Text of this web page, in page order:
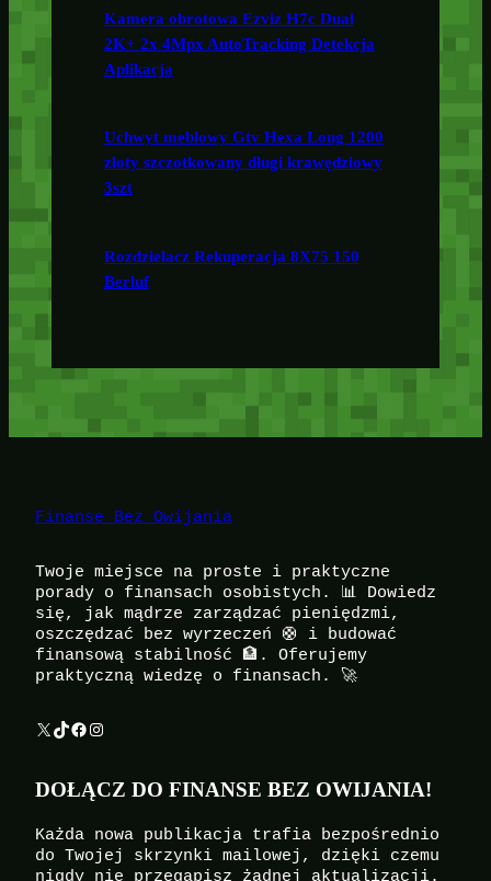
Kamera obrotowa Ezviz H7c Dual
2K+ 2x 4Mpx AutoTracking Detekcja
Aplikacja
Uchwyt meblowy Gtv Hexa Long 1200
złoty szczotkowany długi krawędziowy
3szt
Rozdzielacz Rekuperacja 8X75 150
Berluf
Finanse Bez Owijania
Twoje miejsce na proste i praktyczne
porady o finansach osobistych. 📊 Dowiedz
się, jak mądrze zarządzać pieniędzmi,
oszczędzać bez wyrzeczeń 🛟 i budować
finansową stabilność 🏦. Oferujemy
praktyczną wiedzę o finansach. 🚀
X TikTok Facebook Instagram
DOŁĄCZ DO FINANSE BEZ OWIJANIA!
Każda nowa publikacja trafia bezpośrednio
do Twojej skrzynki mailowej, dzięki czemu
nigdy nie przegapisz żadnej aktualizacji.